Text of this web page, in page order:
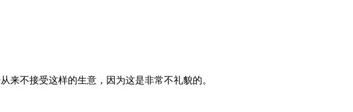
不接受这样的生意，因为这是非常不礼貌的。